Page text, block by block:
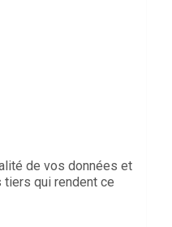
de vos données et
qui rendent ce